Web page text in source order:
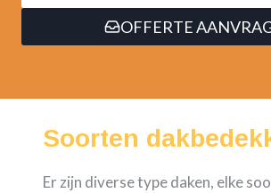
OFFERTE
Soorten
Er zijn diverse type daken, elke